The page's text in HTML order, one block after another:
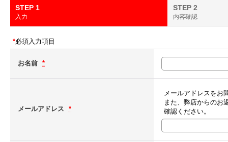
STEP 1
入力
STEP 2
内容確認
*必須入力項目
お名前 *
メールアドレス *
メールアドレスをお
また、弊店からのお
確認ください。